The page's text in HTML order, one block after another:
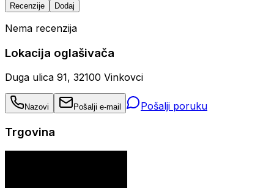
Recenzije Dodaj
Nema recenzija
Lokacija oglašivača
Duga ulica 91, 32100 Vinkovci
Nazovi Pošalji e-mail Pošalji poruku
Trgovina